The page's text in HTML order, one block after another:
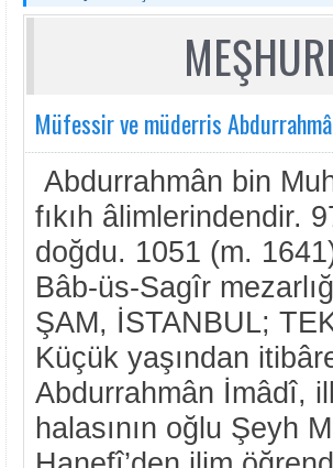
Müfessir ve müderris
Abdurrahmân bin
fıkıh âlimlerindendir.
doğdu. 1051 (m.
Bâb-üs-Sagîr
ŞAM, İSTANBUL;
Küçük yaşından
Abdurrahmân İmâdî,
halasının oğlu Şeyh